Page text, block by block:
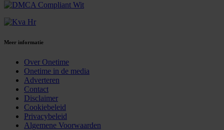
Meer informatie
Over Onetime
Onetime in de media
Adverteren
Contact
Disclaimer
Cookiebeleid
Privacybeleid
Algemene Voorwaarden